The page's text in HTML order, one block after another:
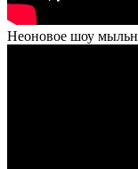
Неоновое шоу